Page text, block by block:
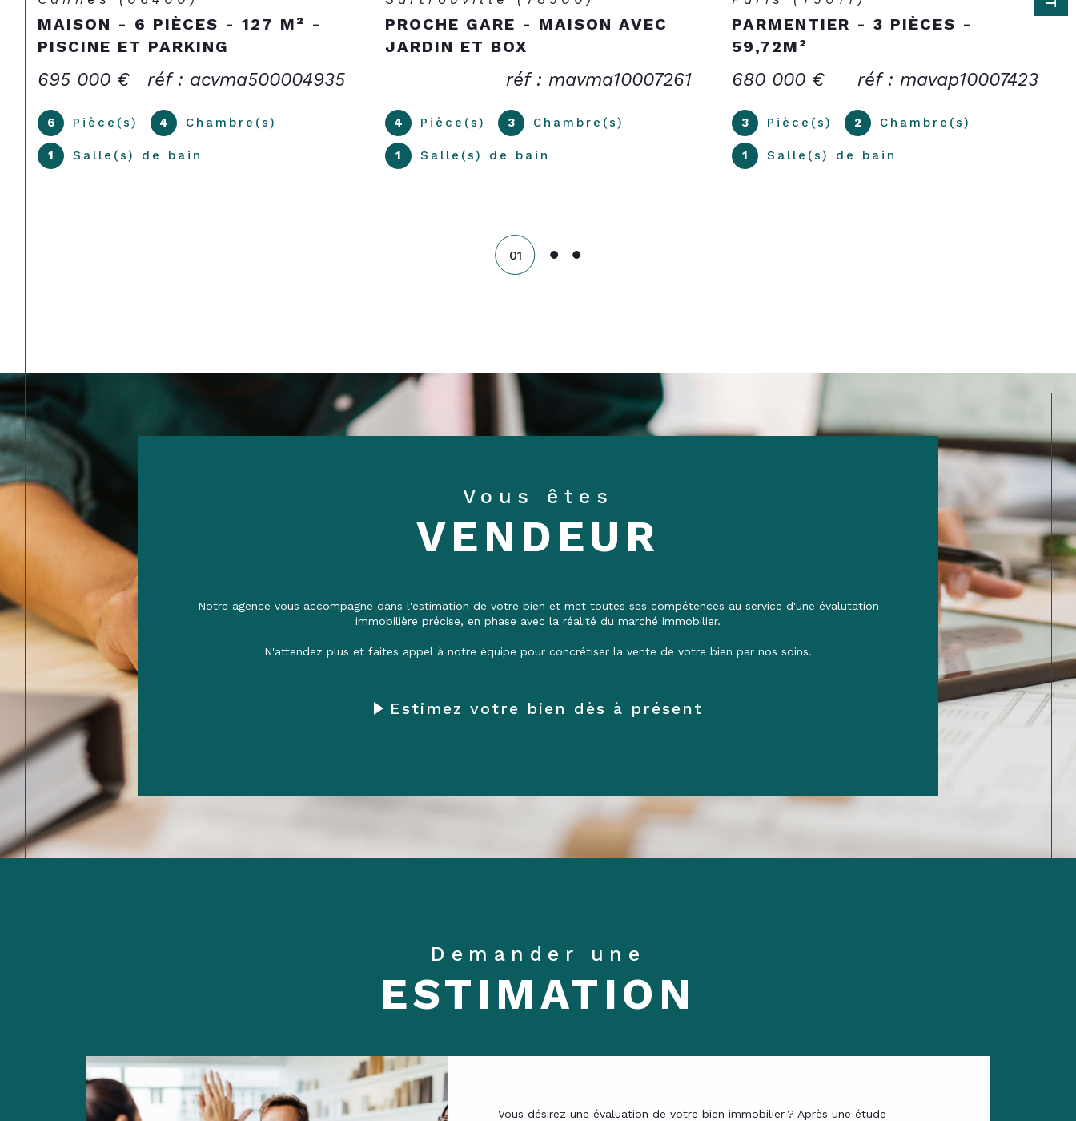
MAISON - 6 PIÈCES - 127 M² -
PISCINE ET PARKING
695 000 € réf : acvma500004935
6 Pièce(s) 4 Chambre(s)
1 Salle(s) de bain
PROCHE GARE - MAISON AVEC
JARDIN ET BOX
réf : mavma10007261
4 Pièce(s) 3 Chambre(s)
1 Salle(s) de bain
PARMENTIER - 3 PIÈCES -
59,72M²
680 000 € réf : mavap10007423
3 Pièce(s) 2 Chambre(s)
1 Salle(s) de bain
01
Vous êtes
VENDEUR
Notre agence vous accompagne dans l'estimation de votre bien et met toutes ses compétences au service d'une évalutation
immobilière précise, en phase avec la réalité du marché immobilier.
N'attendez plus et faites appel à notre équipe pour concrétiser la vente de votre bien par nos soins.
Estimez votre bien dès à présent
Demander une
ESTIMATION
Vous désirez une évaluation de votre bien immobilier ? Après une étude